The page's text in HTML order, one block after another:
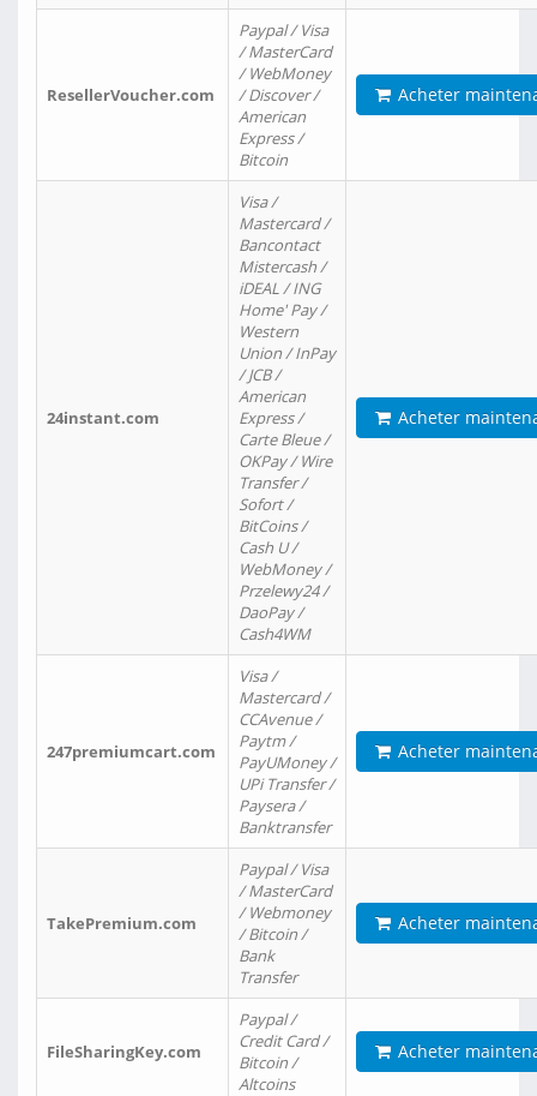
ResellerVoucher.com
Paypal / Visa
/ MasterCard
/ WebMoney
/ Discover /
American
Express /
Bitcoin
Acheter
24instant.com
Visa /
Mastercard /
Bancontact
Mistercash /
iDEAL / ING
Home' Pay /
Western
Union / InPay
/ JCB /
American
Express /
Carte Bleue /
OKPay / Wire
Transfer /
Sofort /
BitCoins /
Cash U /
WebMoney /
Przelewy24 /
DaoPay /
Cash4WM
Acheter
247premiumcart.com
Visa /
Mastercard /
CCAvenue /
Paytm /
PayUMoney /
UPi Transfer /
Paysera /
Banktransfer
Acheter
TakePremium.com
Paypal / Visa
/ MasterCard
/ Webmoney
/ Bitcoin /
Bank
Transfer
Acheter
FileSharingKey.com
Paypal /
Credit Card /
Bitcoin /
Altcoins
Acheter